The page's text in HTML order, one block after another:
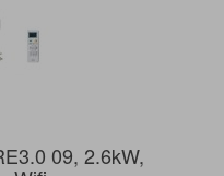
09, 2.6kW,